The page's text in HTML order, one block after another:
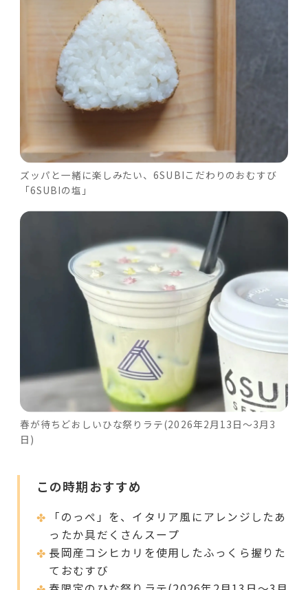
ズッパと一緒に楽しみたい、6SUBIこだわりのおむすび
「6SUBIの塩」
春が待ちどおしいひな祭りラテ(2026年2月13日〜3月3
日)
この時期おすすめ
「のっぺ」を、イタリア風にアレンジしたあ
ったか具だくさんスープ
長岡産コシヒカリを使用したふっくら握りた
ておむすび